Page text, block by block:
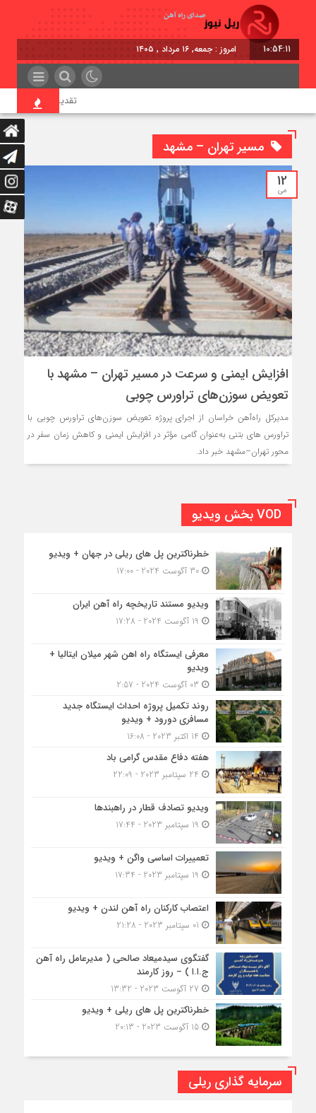
10:54:12 امروز : جمعه, ۱۶ مرداد , ۱۴۰۵
تقدیر معاون اول
مسیر تهران – مشهد
12
می
افزایش ایمنی و سرعت در مسیر تهران – مشهد با
تعویض سوزن‌های تراورس چوبی
مدیرکل راه‌آهن خراسان از اجرای پروژه تعویض سوزن‌های تراورس چوبی با
تراورس های بتنی به‌عنوان گامی مؤثر در افزایش ایمنی و کاهش زمان سفر در
محور تهران–مشهد خبر داد.
VOD بخش ویدیو
خطرناکترین پل های ریلی در جهان + ویدیو
30 آگوست 2024 - 17:00
ویدیو مستند تاریخچه راه آهن ایران
معرفی ایستگاه راه اهن شهر میلان ایتالیا +
ویدیو
روند تکمیل پروژه احداث ایستگاه جدید
مسافری دورود + ویدیو
هفته دفاع مقدس گرامی باد
ویدیو تصادف قطار در راهبندها
تعمییرات اساسی واگن + ویدیو
اعتصاب کارکنان راه آهن لندن + ویدیو
گفتگوی سیدمیعاد صالحی ( مدیرعامل راه آهن
ج.ا.ا ) – روز کارمند
خطرناکترین پل های ریلی + ویدیو
15 آگوست 2023 - 20:13
سرمایه گذاری ریلی